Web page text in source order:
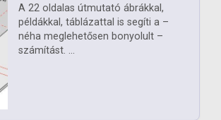
A 22 oldalas útmutató ábrákkal,
példákkal, táblázattal is segíti a –
néha meglehetősen bonyolult –
számítást. ...